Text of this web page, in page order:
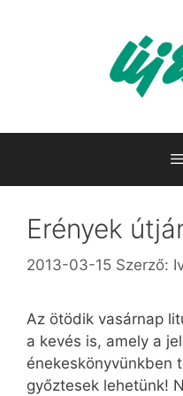
Erények
2013-03-15 Szerző:
Az ötödik vasárnap
a kevés is, amely a
énekeskönyvünkben
győztesek lehetünk!